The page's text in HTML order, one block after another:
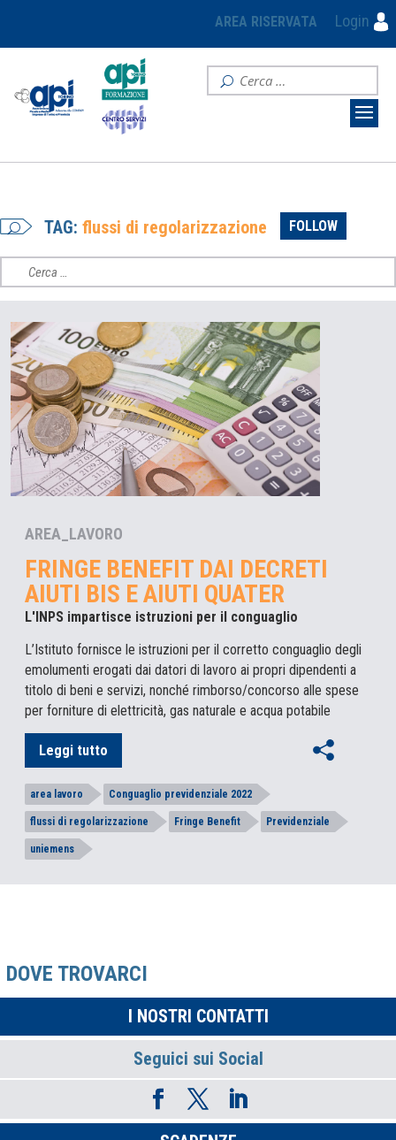
AREA RISERVATA Login
TAG: flussi di regolarizzazione FOLLOW
AREA_LAVORO
FRINGE BENEFIT DAI DECRETI
AIUTI BIS E AIUTI QUATER
L'INPS impartisce istruzioni per il conguaglio
L’Istituto fornisce le istruzioni per il corretto conguaglio degli
emolumenti erogati dai datori di lavoro ai propri dipendenti a
titolo di beni e servizi, nonché rimborso/concorso alle spese
per forniture di elettricità, gas naturale e acqua potabile
Leggi tutto
area lavoro Conguaglio previdenziale 2022
flussi di regolarizzazione Fringe Benefit Previdenziale
uniemens
DOVE TROVARCI
I NOSTRI CONTATTI
Seguici sui Social